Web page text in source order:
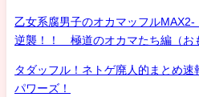
乙女系腐男子のオカマッフル
逆襲！！ 極道のオカマたち編（お
タダッフル！ネトゲ廃人的まとめ
パワーズ！